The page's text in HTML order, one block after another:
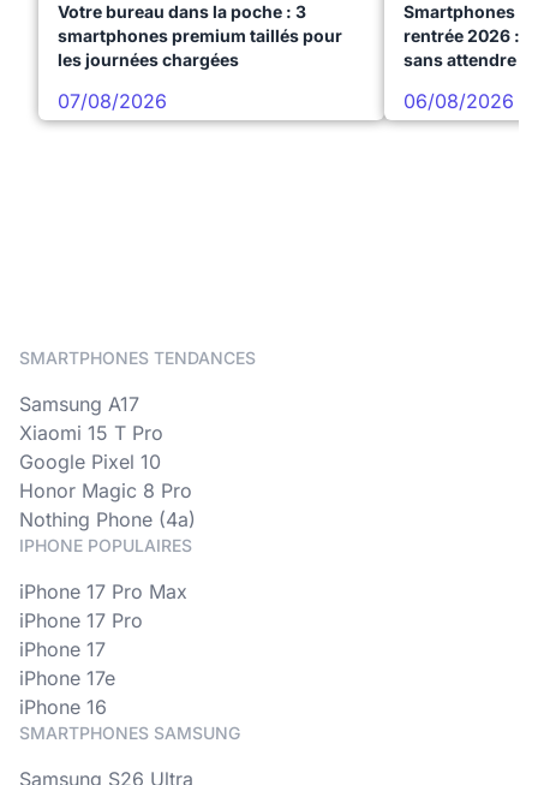
Votre bureau dans la poche : 3
smartphones premium taillés pour
les journées chargées
07/08/2026
Smartphones
rentrée 2026 :
sans attendre
06/08/2026
SMARTPHONES TENDANCES
Samsung A17
Xiaomi 15 T Pro
Google Pixel 10
Honor Magic 8 Pro
Nothing Phone (4a)
IPHONE POPULAIRES
iPhone 17 Pro Max
iPhone 17 Pro
iPhone 17
iPhone 17e
iPhone 16
SMARTPHONES SAMSUNG
Samsung S26 Ultra